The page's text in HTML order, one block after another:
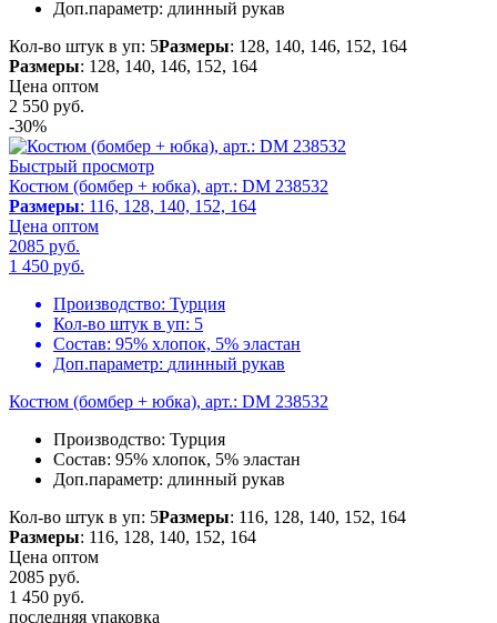
Доп.параметр: длинный рукав
Кол-во штук в уп: 5Размеры: 128, 140, 146, 152, 164
Размеры: 128, 140, 146, 152, 164
Цена оптом
2 550 руб.
-30%
Быстрый просмотр
Костюм (бомбер + юбка), арт.: DM 238532
Размеры: 116, 128, 140, 152, 164
Цена оптом
2085 руб.
1 450 руб.
Производство: Турция
Кол-во штук в уп: 5
Состав: 95% хлопок, 5% эластан
Доп.параметр: длинный рукав
Костюм (бомбер + юбка), арт.: DM 238532
Производство: Турция
Состав: 95% хлопок, 5% эластан
Доп.параметр: длинный рукав
Кол-во штук в уп: 5Размеры: 116, 128, 140, 152, 164
Размеры: 116, 128, 140, 152, 164
Цена оптом
2085 руб.
1 450 руб.
последняя упаковка